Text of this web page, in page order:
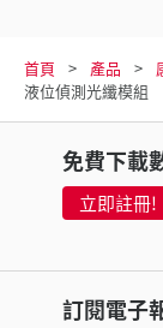
首頁 產品
液位偵測光纖模組
免費下載
立即註冊!
訂閱電子